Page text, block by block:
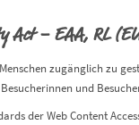
Act – EAA, RL
zugänglich zu
und
der Web Content